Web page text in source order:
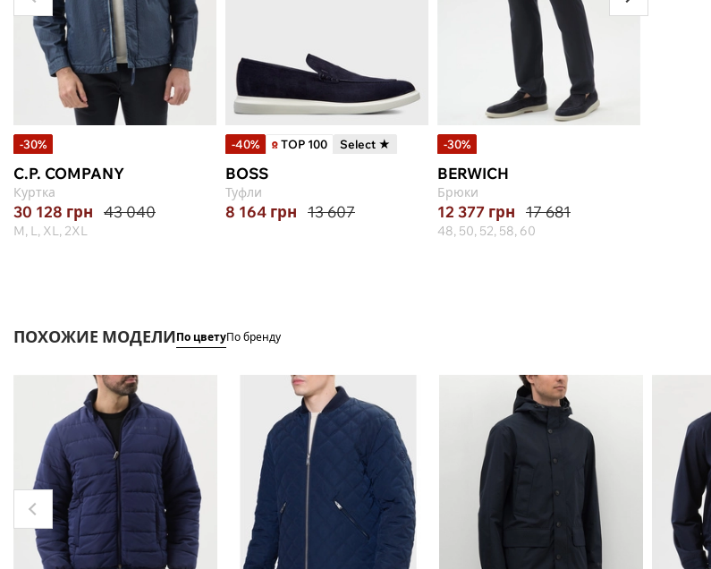
-30%
C.P. COMPANY
Куртка
30 128 грн 43 040
M, L, XL, 2XL
-40% TOP 100 Select ★
BOSS
Туфли
8 164 грн 13 607
-30%
BERWICH
Брюки
12 377 грн 17 681
48, 50, 52, 58, 60
ПОХОЖИЕ МОДЕЛИПо цветуПо бренду